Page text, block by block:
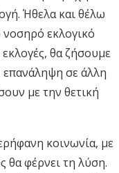
Ήθελα και θέλω
εκλογικό
εκλογές, θα ζήσουμε
επανάληψη σε άλλη
με την θετική
κοινωνία, με
θα φέρνει τη λύση.